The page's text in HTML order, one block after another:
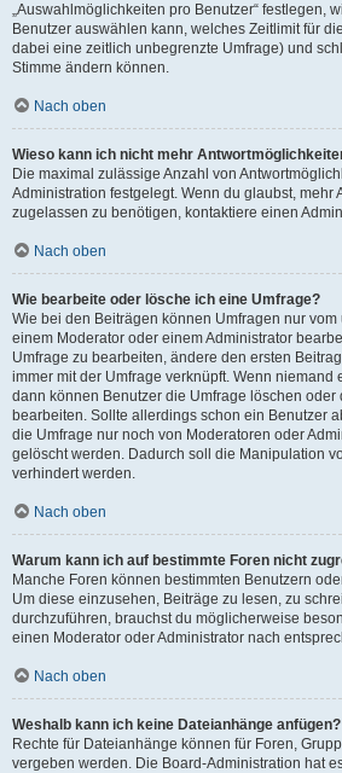
„Auswahlmöglichkeiten pro Benutzer“ festlegen,
Benutzer auswählen kann, welches Zeitlimit für
dabei eine zeitlich unbegrenzte Umfrage) und
Stimme ändern können.
Nach oben
Wieso kann ich nicht mehr
Die maximal zulässige Anzahl von
Administration festgelegt. Wenn du glaubst, mehr
zugelassen zu benötigen, kontaktiere einen
Nach oben
Wie bearbeite oder lösche ich eine Umfrage?
Wie bei den Beiträgen können Umfragen nur
einem Moderator oder einem Administrator
Umfrage zu bearbeiten, ändere den ersten
immer mit der Umfrage verknüpft. Wenn niemand
dann können Benutzer die Umfrage löschen oder
bearbeiten. Sollte allerdings schon ein Benutzer
die Umfrage nur noch von Moderatoren oder
gelöscht werden. Dadurch soll die Manipulation
verhindert werden.
Nach oben
Warum kann ich auf bestimmte Foren nicht
Manche Foren können bestimmten Benutzern
Um diese einzusehen, Beiträge zu lesen, zu
durchzuführen, brauchst du möglicherweise
einen Moderator oder Administrator nach
Nach oben
Weshalb kann ich keine Dateianhänge anfügen?
Rechte für Dateianhänge können für Foren,
vergeben werden. Die Board-Administration hat